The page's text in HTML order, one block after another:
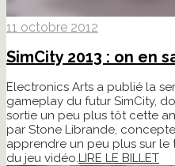
11 octobre 2012
SimCity 2013 : on en
Electronics Arts a publié la
gameplay du futur SimCity,
sortie un peu plus tôt cette
par Stone Librande,
apprendre un peu plus sur le
du jeu vidéo.LIRE LE BILLET